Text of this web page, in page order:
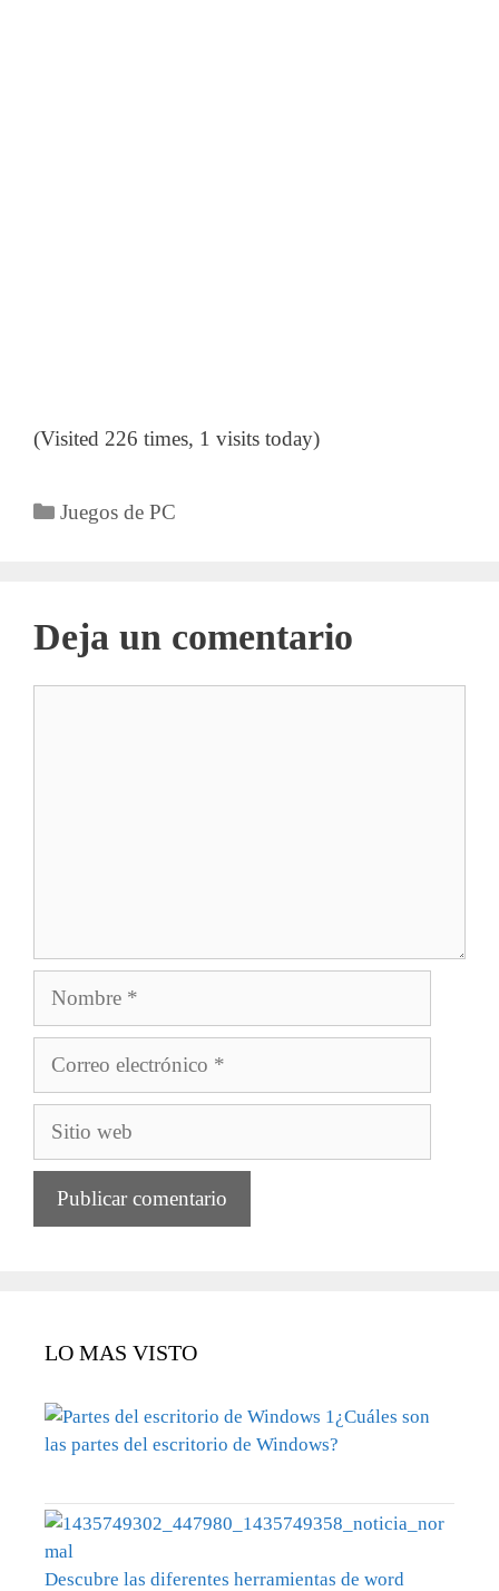
(Visited 226 times, 1 visits today)
Categorías
Juegos de PC
Deja un comentario
LO MAS VISTO
¿Cuáles son
las partes del escritorio de Windows?
Descubre las diferentes herramientas de word